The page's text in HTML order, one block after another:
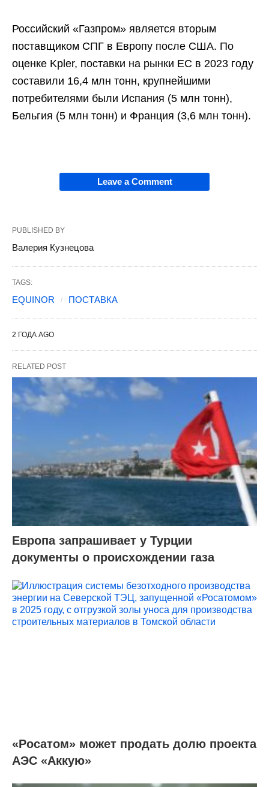
Российский «Газпром» является вторым
поставщиком СПГ в Европу после США. По
оценке Kpler, поставки на рынки ЕС в 2023 году
составили 16,4 млн тонн, крупнейшими
потребителями были Испания (5 млн тонн),
Бельгия (5 млн тонн) и Франция (3,6 млн тонн).
Leave a Comment
PUBLISHED BY
Валерия Кузнецова
TAGS:
EQUINOR ПОСТАВКА
2 ГОДА AGO
RELATED POST
Европа запрашивает у Турции
документы о происхождении газа
«Росатом» может продать долю проекта
АЭС «Аккую»